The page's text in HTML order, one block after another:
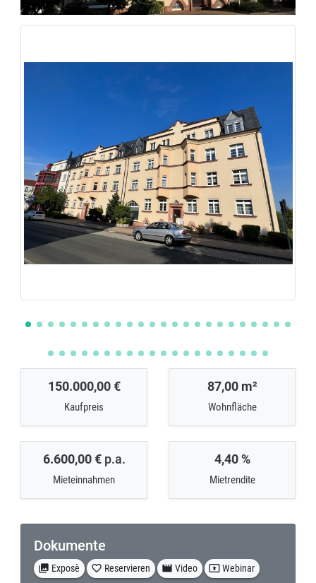
150.000,00 €
Kaufpreis
87,00 m²
Wohnfläche
6.600,00 €p.a.
Mieteinnahmen
4,40 %
Mietrendite
Dokumente
collections Exposè favorite_border Reservieren movie Video present_to_allWebinar